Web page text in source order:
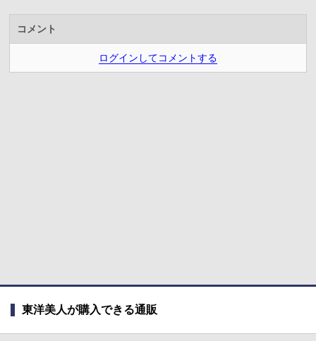
コメント
ログインしてコメントする
東洋美人が購入できる通販